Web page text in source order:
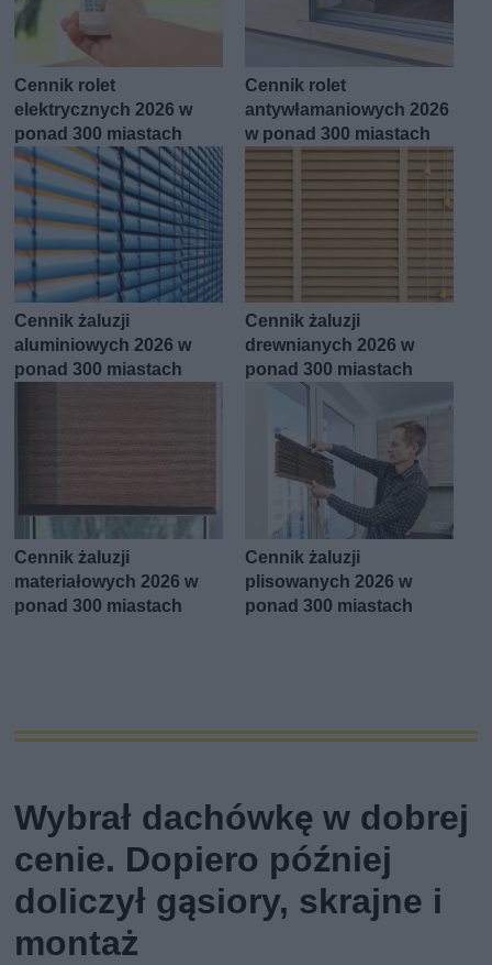
Cennik rolet
elektrycznych 2026 w
ponad 300 miastach
Cennik rolet
antywłamaniowych 2026
w ponad 300 miastach
Cennik żaluzji
aluminiowych 2026 w
ponad 300 miastach
Cennik żaluzji
drewnianych 2026 w
ponad 300 miastach
Cennik żaluzji
materiałowych 2026 w
ponad 300 miastach
Cennik żaluzji
plisowanych 2026 w
ponad 300 miastach
Wybrał dachówkę w dobrej
cenie. Dopiero później
doliczył gąsiory, skrajne i
montaż